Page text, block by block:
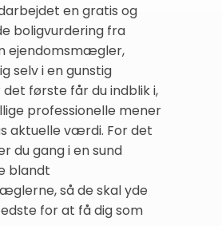
en gratis og
boligvurdering fra
ejendomsmægler,
selv i en gunstig
det første får du indblik i,
professionelle mener
aktuelle værdi. For det
du gang i en sund
blandt
så de skal yde
for at få dig som